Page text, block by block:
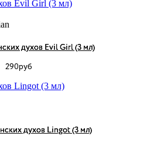
духов Evil Girl (3 мл)
290руб
духов Lingot (3 мл)